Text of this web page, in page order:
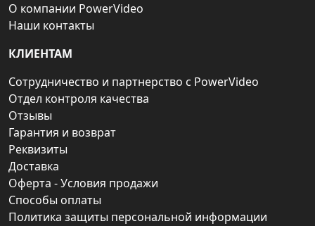
О компании PowerVideo
Наши контакты
КЛИЕНТАМ
Сотрудничество и партнерство с PowerVideo
Отдел контроля качества
Отзывы
Гарантия и возврат
Реквизиты
Доставка
Оферта - Условия продажи
Способы оплаты
Политика защиты персональной информации